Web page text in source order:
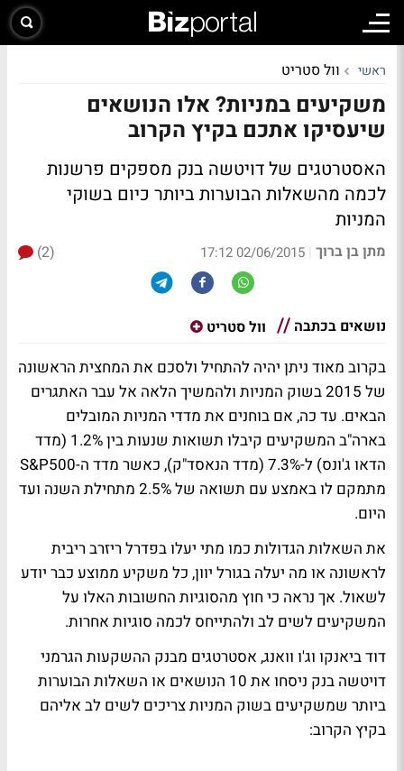
ראשי וול סטריט
משקיעים במניות? אלו הנושאים
שיעסיקו אתכם בקיץ הקרוב
האסטרטגים של דויטשה בנק מספקים פרשנות
לכמה מהשאלות הבוערות ביותר כיום בשוקי
המניות
מתן בן ברוך |
02/06/2015 17:12
(2)
נושאים בכתבה וול סטריט
בקרוב מאוד ניתן יהיה להתחיל ולסכם את המחצית הראשונה
של 2015 בשוק המניות ולהמשיך הלאה אל עבר האתגרים
הבאים. עד כה, אם בוחנים את מדדי המניות המובלים
בארה"ב המשקיעים קיבלו תשואות שנעות בין 1.2% (מדד
הדאו ג'ונס) ל-7.3% (מדד הנאסד"ק), כאשר מדד ה-S&P500
מתמקם לו באמצע עם תשואה של 2.5% מתחילת השנה ועד
היום.
את השאלות הגדולות כמו מתי יעלו בפדרל ריזרב ריבית
לראשונה או מה יעלה בגורל יוון, כל משקיע ממוצע כבר יודע
לשאול. אך נראה כי חוץ מהסוגיות החשובות האלו על
המשקיעים לשים לב ולהתייחס לכמה סוגיות אחרות.
דוד ביאנקו וג'ו וואנג, אסטרטגים מבנק ההשקעות הגרמני
דויטשה בנק ניסחו את 10 הנושאים או השאלות הבוערות
ביותר שמשקיעים בשוק המניות צריכים לשים לב אליהם
בקיץ הקרוב: